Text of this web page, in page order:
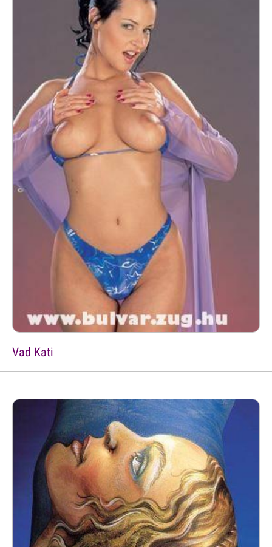
Vad Kati